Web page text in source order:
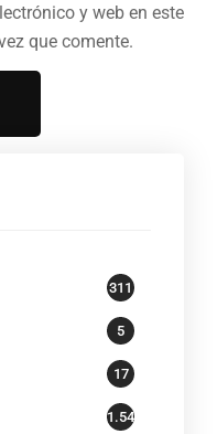
y web en este
que comente.
311
5
17
1.541